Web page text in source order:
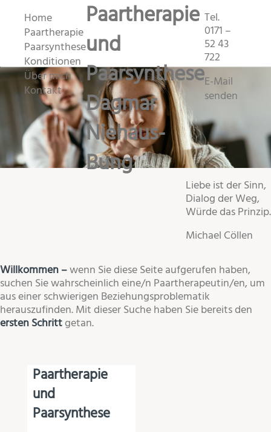
Home
Paartherapie
Paarsynthese
Konditionen
Über mich
Kontakt
Paartherapie
und
Paarsynthese
Dagmar
Niehaus-
Bung
Tel.
0171 –
52 43
722
E-Mail
senden
Liebe ist der Sinn,
Dialog der Weg,
Würde das Prinzip.
Michael Cöllen
Willkommen –wenn Sie diese Seite aufgerufen haben,
suchen Sie wahrscheinlich eine/n Paartherapeutin/en, um
aus einer schwierigen Beziehungsproblematik
herauszufinden. Mit dieser Suche haben Sie bereits den
ersten Schrittgetan.
Paartherapie
und
Paarsynthese